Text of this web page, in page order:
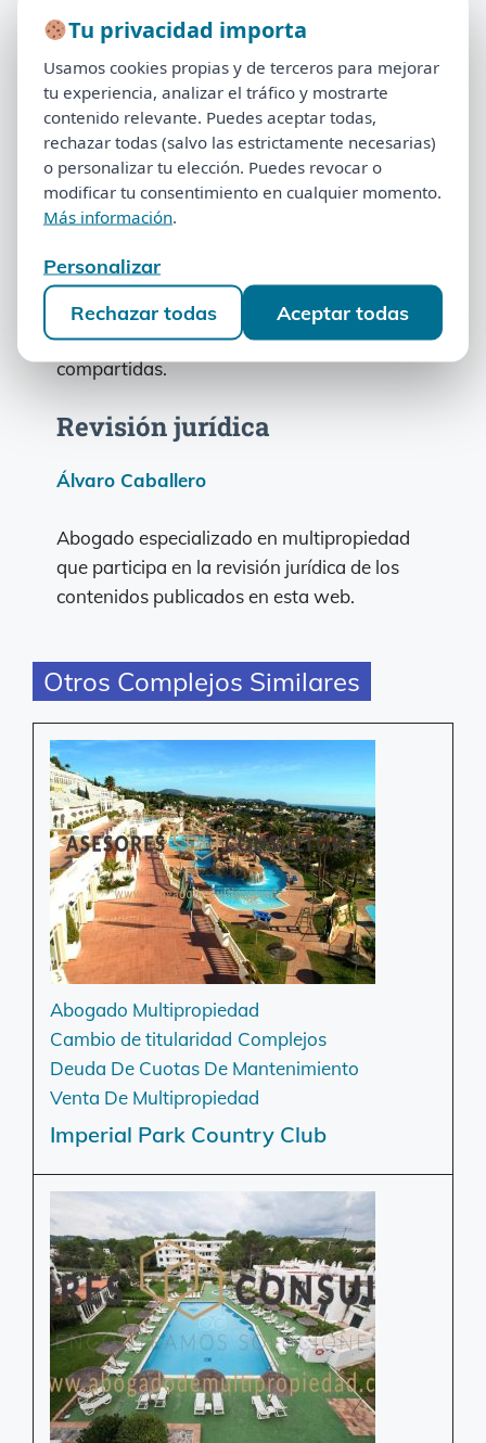
Autor del artículo
Francisco Claros
Especialista en multipropiedad y director del
dedicado a analizar y divulgar información
sobre nulidad de contratos de
multipropiedad y cancelación de semanas
compartidas.
Revisión jurídica
Álvaro Caballero
Abogado especializado en multipropiedad
que participa en la revisión jurídica de los
contenidos publicados en esta web.
Otros Complejos Similares
Abogado Multipropiedad
Cambio de titularidad Complejos
Deuda De Cuotas De Mantenimiento
Venta De Multipropiedad
Imperial Park Country Club
Tu privacidad importa
Usamos cookies propias y de terceros para mejorar
tu experiencia, analizar el tráfico y mostrarte
contenido relevante. Puedes aceptar todas,
rechazar todas (salvo las estrictamente necesarias)
o personalizar tu elección. Puedes revocar o
modificar tu consentimiento en cualquier momento.
Más información.
Personalizar
Rechazar todas
Aceptar todas
Tu privacidad importa
Usamos cookies propias y de terceros para mejorar
tu experiencia, analizar el tráfico y mostrarte
contenido relevante. Puedes aceptar todas,
rechazar todas (salvo las estrictamente necesarias)
o personalizar tu elección. Puedes revocar o
modificar tu consentimiento en cualquier momento.
Más información
Personalizar
Rechazar todas
Aceptar todas